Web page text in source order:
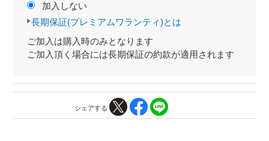
加入しない
長期保証(プレミアムワランティ)とは
ご加入は購入時のみとなります
ご加入頂く場合には長期保証の約款が適用されます
シェアする